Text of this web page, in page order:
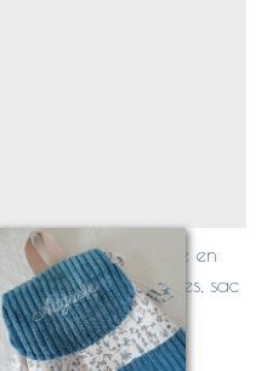
Petit LOUIS Bi-colore en
VELOURS grosses côtes, sac
à dos maternelle surmesure
et personnalisé
À partir de 47€